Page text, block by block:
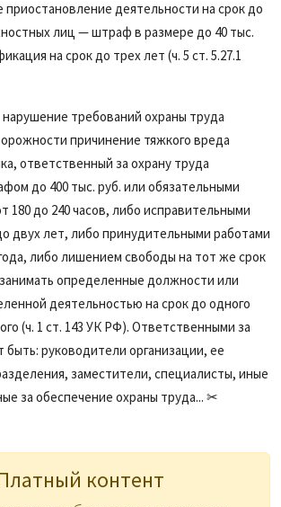
деятельности на срок до
лиц — штраф в размере до 40 тыс.
на срок до трех лет (ч. 5 ст. 5.27.1
требований охраны труда
причинение тяжкого вреда
ответственный за охрану труда
до 400 тыс. руб. или обязательными
180 до 240 часов, либо исправительными
двух лет, либо принудительными работами
либо лишением свободы на тот же срок
определенные должности или
деятельностью на срок до одного
(ч. 1 ст. 143 УК РФ). Ответственными за
быть: руководители организации, ее
заместители, специалисты, иные
за обеспечение охраны труда... ✂
контент